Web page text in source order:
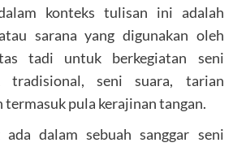
konteks tulisan ini adalah
sarana yang digunakan oleh
tadi untuk berkegiatan seni
tradisional, seni suara, tarian
pula kerajinan tangan.
ada dalam sebuah sanggar seni